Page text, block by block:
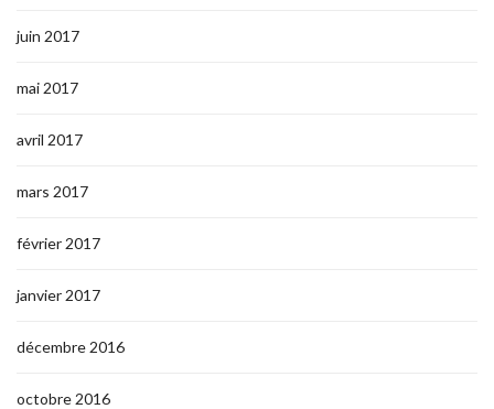
juin 2017
mai 2017
avril 2017
mars 2017
février 2017
janvier 2017
décembre 2016
octobre 2016